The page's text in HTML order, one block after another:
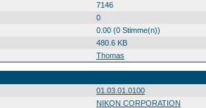
7146
0
0.00 (0 Stimme(n))
480.6 KB
Thomas
01.03.01.0100
NIKON CORPORATION